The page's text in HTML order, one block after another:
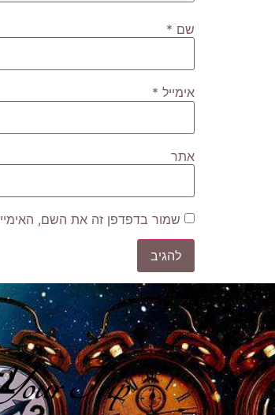
שם *
אימייל *
אתר
שמור בדפדפן זה את השם,
Trip